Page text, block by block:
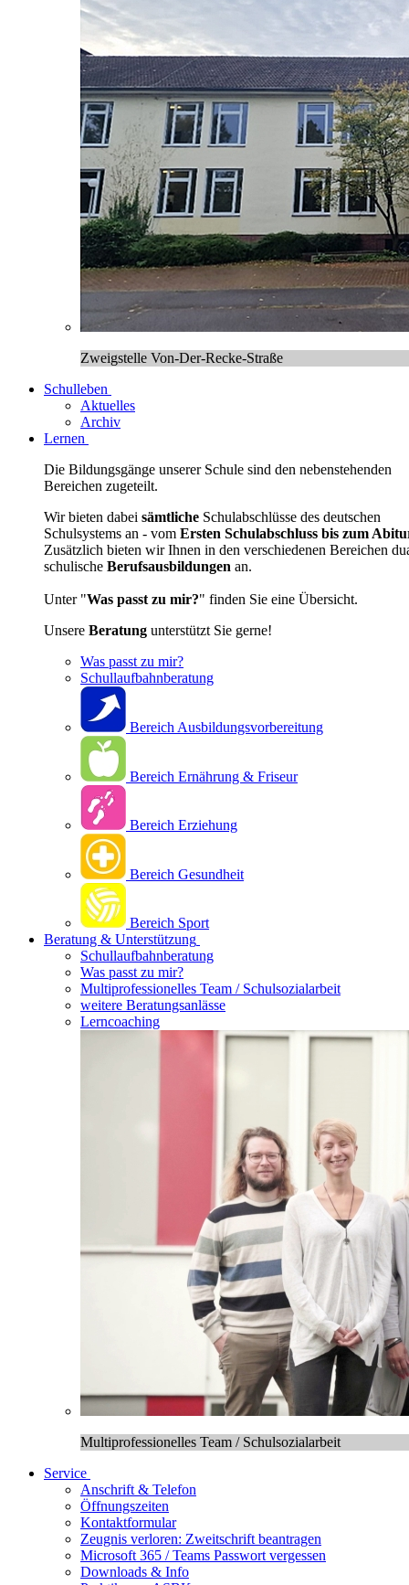
Zweigstelle Von-Der-Recke-Straße
Schulleben
Aktuelles
Archiv
Lernen
Die Bildungsgänge unserer Schule sind den nebenstehenden
Bereichen zugeteilt.
Wir bieten dabei sämtliche Schulabschlüsse des deutschen
Schulsystems an - vom Ersten Schulabschluss bis zum
Zusätzlich bieten wir Ihnen in den verschiedenen Bereichen
schulische Berufsausbildungen an.
Unter "Was passt zu mir?" finden Sie eine Übersicht.
Unsere Beratung unterstützt Sie gerne!
Was passt zu mir?
Schullaufbahnberatung
Bereich Ausbildungsvorbereitung
Bereich Ernährung & Friseur
Bereich Erziehung
Bereich Gesundheit
Bereich Sport
Beratung & Unterstützung
Schullaufbahnberatung
Was passt zu mir?
Multipro­fessionelles Team / Schulsozialarbeit
weitere Beratungsanlässe
Lerncoaching
Multiprofessionelles Team / Schulsozialarbeit
Service
Anschrift & Telefon
Öffnungszeiten
Kontaktformular
Zeugnis verloren: Zweitschrift beantragen
Microsoft 365 / Teams Passwort vergessen
Downloads & Info